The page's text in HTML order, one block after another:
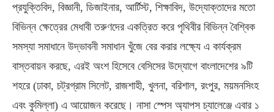
প্রযুক্তিবিদ, বিজ্ঞানী, ডিজাইনার, আর্টিস্ট, শিক্ষাবিদ, উদ্যোক্তাদের মতো
বিভিন্ন ক্ষেত্রের মেধাবী তরুণদের একত্রিত করে পৃথিবীর বিভিন্ন বৈশ্বিক
সমস্যা সমাধানে উদ্ভাবনী সমাধান খুঁজে বের করার লক্ষ্যে এ কার্যক্রম
বাস্তবায়ন করছে, এরই অংশ হিসেবে বেসিসের উদ্যোগে বাংলাদেশের ৯টি
শহরে (ঢাকা, চট্রগ্রাম সিলেট, রাজশাহী, খুলনা, বরিশাল, রংপুর, ময়মনসিংহ
এবং কুমিল্লা) এ আয়োজন করেছে। নাসা স্পেস অ্যাপস চ্যালেঞ্জে এবার ১